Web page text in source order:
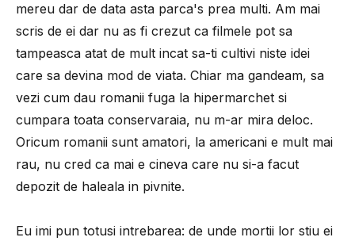
mereu dar de data asta parca's prea multi. Am mai
scris de ei dar nu as fi crezut ca filmele pot sa
tampeasca atat de mult incat sa-ti cultivi niste idei
care sa devina mod de viata. Chiar ma gandeam, sa
vezi cum dau romanii fuga la hipermarchet si
cumpara toata conservaraia, nu m-ar mira deloc.
Oricum romanii sunt amatori, la americani e mult mai
rau, nu cred ca mai e cineva care nu si-a facut
depozit de haleala in pivnite.
Eu imi pun totusi intrebarea: de unde mortii lor stiu ei